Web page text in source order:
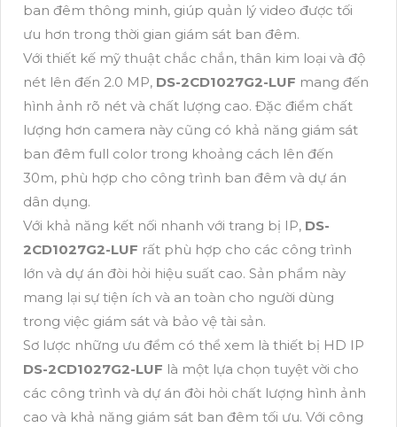
ban đêm thông minh, giúp quản lý video được tối
ưu hơn trong thời gian giám sát ban đêm.
Với thiết kế mỹ thuật chắc chắn, thân kim loại và độ
nét lên đến 2.0 MP, DS-2CD1027G2-LUF mang đến
hình ảnh rõ nét và chất lượng cao. Đặc điểm chất
lượng hơn camera này cũng có khả năng giám sát
ban đêm full color trong khoảng cách lên đến
30m, phù hợp cho công trình ban đêm và dự án
dân dụng.
Với khả năng kết nối nhanh với trang bị IP, DS-
2CD1027G2-LUF rất phù hợp cho các công trình
lớn và dự án đòi hỏi hiệu suất cao. Sản phẩm này
mang lại sự tiện ích và an toàn cho người dùng
trong việc giám sát và bảo vệ tài sản.
Sơ lược những ưu đểm có thể xem là thiết bị HD IP
DS-2CD1027G2-LUF là một lựa chọn tuyệt vời cho
các công trình và dự án đòi hỏi chất lượng hình ảnh
cao và khả năng giám sát ban đêm tối ưu. Với công